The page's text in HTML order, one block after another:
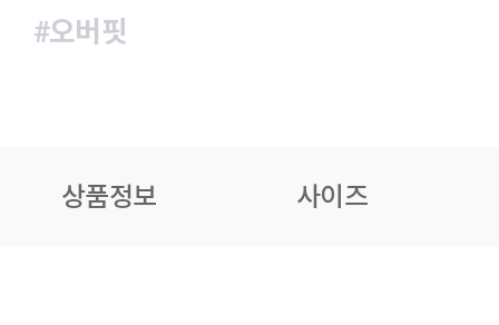
#오버핏
상품정보 사이즈